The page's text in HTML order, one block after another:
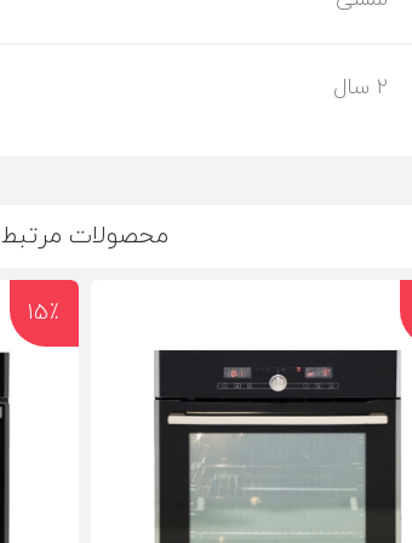
2 سال
محصولات مرتبط
15٪